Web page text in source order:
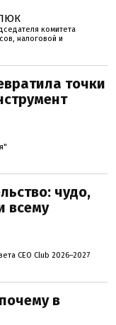
комитета
налоговой и
точки
чудо,
всему
CEO Club 2026–2027
в